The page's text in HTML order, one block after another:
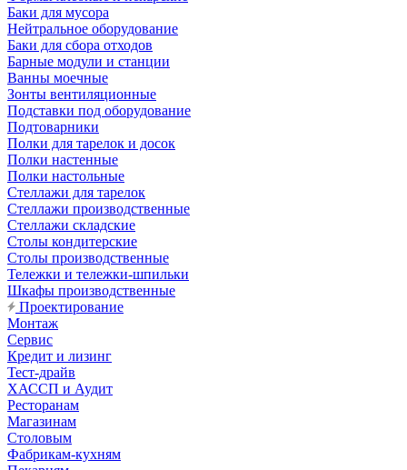
Баки для мусора
Нейтральное оборудование
Баки для сбора отходов
Барные модули и станции
Ванны моечные
Зонты вентиляционные
Подставки под оборудование
Подтоварники
Полки для тарелок и досок
Полки настенные
Полки настольные
Стеллажи для тарелок
Стеллажи производственные
Стеллажи складские
Столы кондитерские
Столы производственные
Тележки и тележки-шпильки
Шкафы производственные
Проектирование
Монтаж
Сервис
Кредит и лизинг
Тест-драйв
ХАССП и Аудит
Ресторанам
Магазинам
Столовым
Фабрикам-кухням